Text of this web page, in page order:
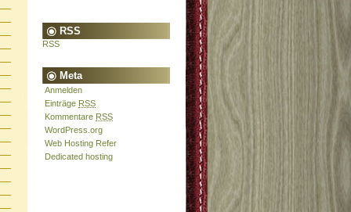
RSS
RSS
Meta
Anmelden
Einträge RSS
Kommentare RSS
WordPress.org
Web Hosting Refer
Dedicated hosting